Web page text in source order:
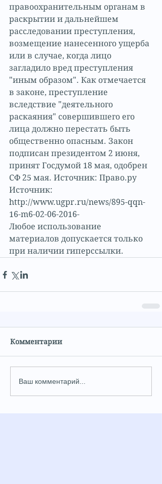
правоохранительным органам в
раскрытии и дальнейшем
расследовании преступления,
возмещение нанесенного ущерба
или в случае, когда лицо
загладило вред преступления
"иным образом". Как отмечается
в законе, преступление
вследствие "деятельного
раскаяния" совершившего его
лица должно перестать быть
общественно опасным. Закон
подписан президентом 2 июня,
принят Госдумой 18 мая, одобрен
СФ 25 мая. Источник: Право.ру
Источник:
http://www.ugpr.ru/news/895-qqn-
16-m6-02-06-2016-
Любое использование
материалов допускается только
при наличии гиперссылки.
Комментарии
Ваш комментарий...